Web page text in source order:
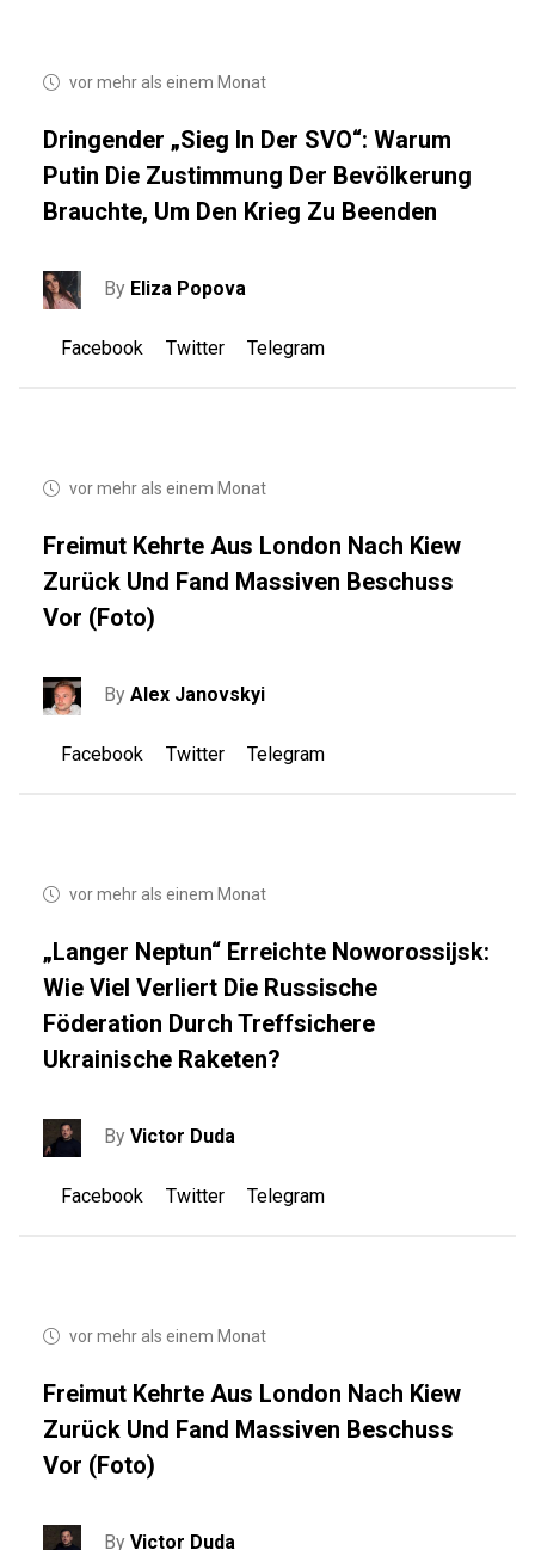
vor mehr als einem Monat
Dringender „Sieg In Der SVO“: Warum
Putin Die Zustimmung Der Bevölkerung
Brauchte, Um Den Krieg Zu Beenden
By Eliza Popova
Facebook Twitter Telegram
vor mehr als einem Monat
Freimut Kehrte Aus London Nach Kiew
Zurück Und Fand Massiven Beschuss
Vor (Foto)
ByAlex Janovskyi
Facebook Twitter Telegram
vor mehr als einem Monat
„Langer Neptun“ Erreichte Noworossijsk:
Wie Viel Verliert Die Russische
Föderation Durch Treffsichere
Ukrainische Raketen?
ByVictor Duda
Facebook Twitter Telegram
vor mehr als einem Monat
Freimut Kehrte Aus London Nach Kiew
Zurück Und Fand Massiven Beschuss
Vor (Foto)
ByVictor Duda